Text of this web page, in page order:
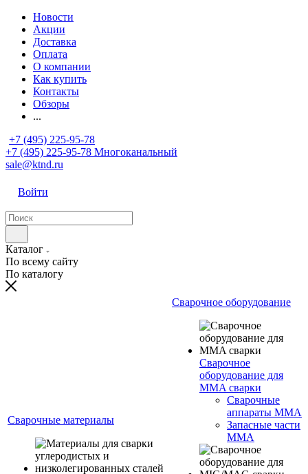
Новости
Акции
Доставка
Оплата
О компании
Как купить
Контакты
Обзоры
...
+7 (495) 225-95-78
+7 (495) 225-95-78 Многоканальный
sale@ktnd.ru
Войти
Каталог
По всему сайту
По каталогу
Сварочные материалы
Сварочное оборудование
Сварочное
оборудование для
MMA сварки
Сварочные
аппараты MMA
Запасные части
MMA